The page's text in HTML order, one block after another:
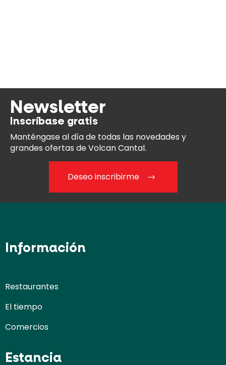
Newsletter
Inscríbase gratis
Manténgase al díade todas las novedades y
grandes ofertas de Volcan Cantal.
Deseo inscribirme
Información
Restaurantes
El tiempo
Comercios
Estancia